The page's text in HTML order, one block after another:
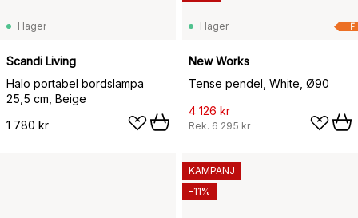
I lager
Scandi Living
Halo portabel bordslampa
25,5 cm, Beige
1 780 kr
F
I lager
New Works
Tense pendel, White, Ø90
4 126 kr
Rek. 6 295 kr
KAMPANJ
-11%